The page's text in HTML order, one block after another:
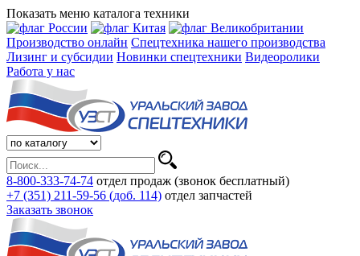
Показать меню каталога техники
Производство онлайн Спецтехника нашего производства
Лизинг и субсидии Новинки спецтехники Видеоролики
Работа у нас
8-800-333-74-74 отдел продаж (звонок бесплатный)
+7 (351) 211-59-56 (доб. 114) отдел запчастей
Заказать звонок